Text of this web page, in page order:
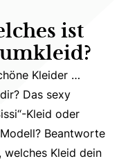
ist
Kleider … Aber
Kleider …
Das sexy
Kleid oder
Beantworte
welches Kleid dein